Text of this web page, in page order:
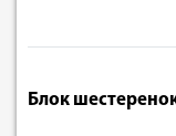
Блок